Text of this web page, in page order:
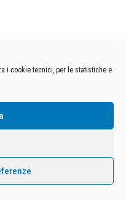
i cookie tecnici, per le statistiche e